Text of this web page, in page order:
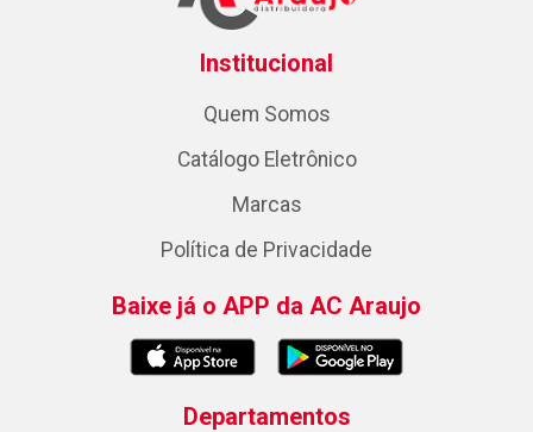
Institucional
Quem Somos
Catálogo Eletrônico
Marcas
Política de Privacidade
Baixe já o APP da AC Araujo
Departamentos